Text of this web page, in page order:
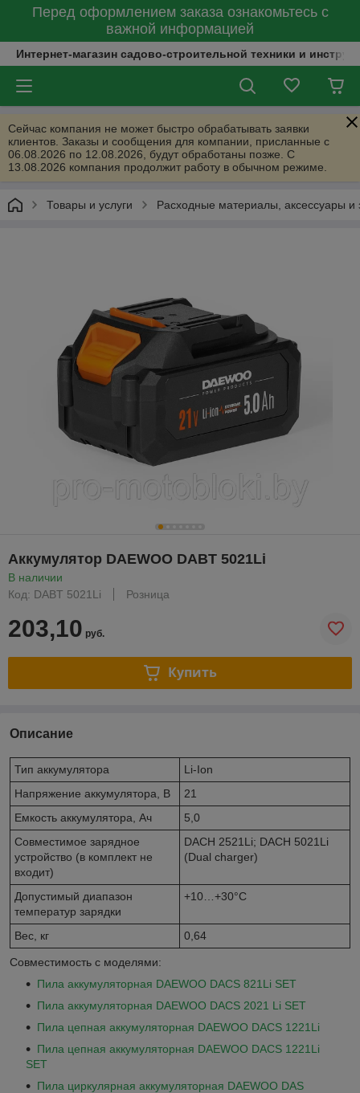
Перед оформлением заказа ознакомьтесь с
важной информацией
Интернет-магазин садово-строительной техники и
Сейчас компания не может быстро обрабатывать заявки
клиентов. Заказы и сообщения для компании, присланные с
06.08.2026 по 12.08.2026, будут обработаны позже. С
13.08.2026 компания продолжит работу в обычном режиме.
Товары и услуги Расходные материалы, аксессуары и
Аккумулятор DAEWOO DABT 5021Li
В наличии
Код: DABT 5021Li
Розница
203,10 руб.
Купить
Описание
Тип аккумулятора
Li-Ion
Напряжение аккумулятора, В
21
Емкость аккумулятора, Ач
5,0
Совместимое зарядное
устройство (в комплект не
входит)
DACH 2521Li; DACH 5021Li
(Dual charger)
Допустимый диапазон
температур зарядки
+10…+30°С
Вес, кг 0,64
Совместимость с моделями:
Пила аккумуляторная DAEWOO DACS 821Li SET
Пила аккумуляторная DAEWOO DACS 2021 Li SET
Пила цепная аккумуляторная DAEWOO DACS 1221Li
Пила цепная аккумуляторная DAEWOO DACS 1221Li
SET
Пила циркулярная аккумуляторная DAEWOO DAS